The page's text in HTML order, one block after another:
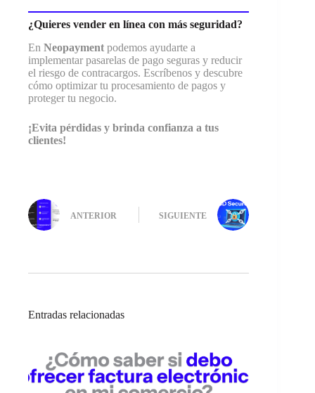
¿Quieres vender en línea con más seguridad?
En Neopayment podemos ayudarte a
implementar pasarelas de pago seguras y reducir
el riesgo de contracargos. Escríbenos y descubre
cómo optimizar tu procesamiento de pagos y
proteger tu negocio.
¡Evita pérdidas y brinda confianza a tus
clientes!
ANTERIOR SIGUIENTE
Entradas relacionadas